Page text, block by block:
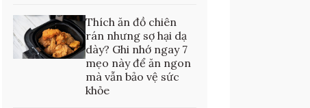
Thích ăn đồ chiên
rán nhưng sợ hại dạ
dày? Ghi nhớ ngay 7
mẹo này để ăn ngon
mà vẫn bảo vệ sức
khỏe